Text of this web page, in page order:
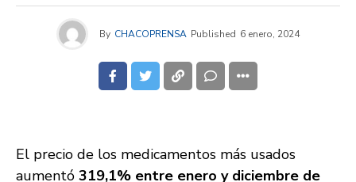
By CHACOPRENSA Published 6 enero, 2024
El precio de los medicamentos más usados
aumentó 319,1% entre enero y diciembre de